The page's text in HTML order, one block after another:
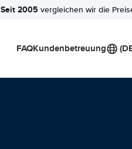
Seit 2005 vergleichen wir die
FAQKundenbetreuung